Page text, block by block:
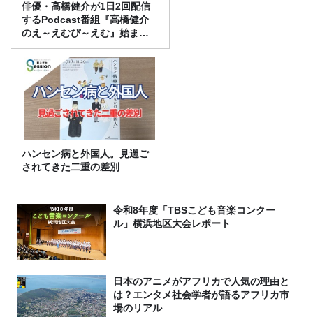
俳優・高橋健介が1日2回配信
するPodcast番組『高橋健介
のえ～えむぴ～えむ』始まり
ます
ハンセン病と外国人。見過ご
されてきた二重の差別
令和8年度「TBSこども音楽コンクー
ル」横浜地区大会レポート
日本のアニメがアフリカで人気の理由と
は？エンタメ社会学者が語るアフリカ市
場のリアル